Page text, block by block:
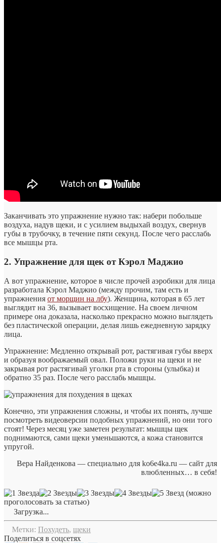
Заканчивать это упражнение нужно так: набери побольше
воздуха, надув щеки, и с усилием выдыхай воздух, свернув
губы в трубочку, в течение пяти секунд. После чего расслабь
все мышцы рта.
2. Упражнение для щек от Кэрол Маджио
А вот упражнение, которое в числе прочей аэробики для лица
разработала Кэрол Маджио (между прочим, там есть и
упражнения от морщин на лбу). Женщина, которая в 65 лет
выглядит на 36, вызывает восхищение. На своем личном
примере она доказала, насколько прекрасно можно выглядеть
без пластической операции, делая лишь ежедневную зарядку
лица.
Упражнение: Медленно открывай рот, растягивая губы вверх
и образуя воображаемый овал. Положи руки на щеки и не
закрывая рот растягивай уголки рта в стороны (улыбка) и
обратно 35 раз. После чего расслабь мышцы.
Конечно, эти упражнения сложны, и чтобы их понять, лучше
посмотреть видеоверсии подобных упражнений, но они того
стоят! Через месяц уже заметен результат: мышцы щек
поднимаются, сами щеки уменьшаются, а кожа становится
упругой.
Вера Найденкова — специально для ko6e4ka.ru — сайт для
влюбленных… в себя!
(можно
проголосовать за статью)
Загрузка...
Метки: Похудеть, щеки
Поделиться в соцсетях